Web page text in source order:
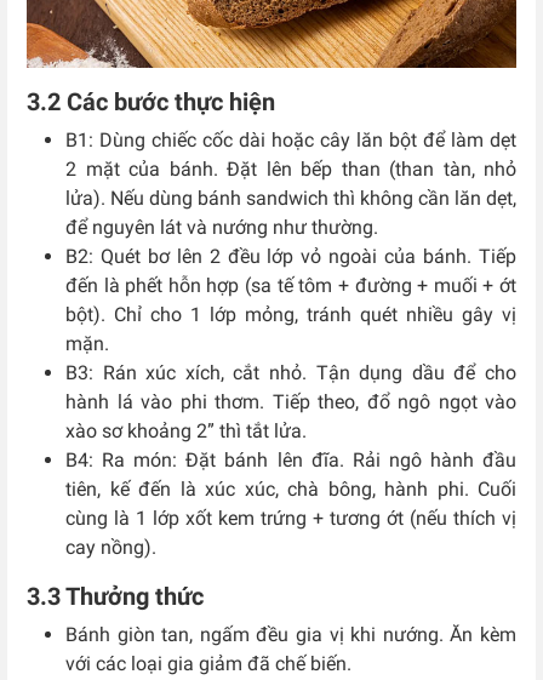
3.2 Các bước thực hiện
B1: Dùng chiếc cốc dài hoặc cây lăn bột để làm dẹt
2 mặt của bánh. Đặt lên bếp than (than tàn, nhỏ
lửa). Nếu dùng bánh sandwich thì không cần lăn dẹt,
để nguyên lát và nướng như thường.
B2: Quét bơ lên 2 đều lớp vỏ ngoài của bánh. Tiếp
đến là phết hỗn hợp (sa tế tôm + đường + muối + ớt
bột). Chỉ cho 1 lớp mỏng, tránh quét nhiều gây vị
mặn.
B3: Rán xúc xích, cắt nhỏ. Tận dụng dầu để cho
hành lá vào phi thơm. Tiếp theo, đổ ngô ngọt vào
xào sơ khoảng 2” thì tắt lửa.
B4: Ra món: Đặt bánh lên đĩa. Rải ngô hành đầu
tiên, kế đến là xúc xúc, chà bông, hành phi. Cuối
cùng là 1 lớp xốt kem trứng + tương ớt (nếu thích vị
cay nồng).
3.3 Thưởng thức
Bánh giòn tan, ngấm đều gia vị khi nướng. Ăn kèm
với các loại gia giảm đã chế biến.